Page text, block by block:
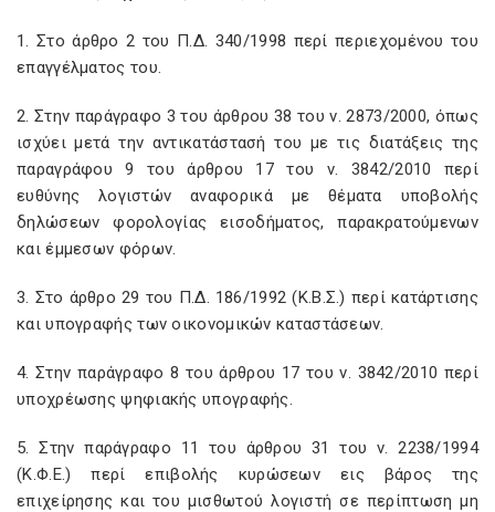
1. Στο άρθρο 2 του Π.Δ. 340/1998 περί περιεχομένου του
επαγγέλματος του.
2. Στην παράγραφο 3 του άρθρου 38 του ν. 2873/2000, όπως
ισχύει μετά την αντικατάστασή του με τις διατάξεις της
παραγράφου 9 του άρθρου 17 του ν. 3842/2010 περί
ευθύνης λογιστών αναφορικά με θέματα υποβολής
δηλώσεων φορολογίας εισοδήματος, παρακρατούμενων
και έμμεσων φόρων.
3. Στο άρθρο 29 του Π.Δ. 186/1992 (Κ.Β.Σ.) περί κατάρτισης
και υπογραφής των οικονομικών καταστάσεων.
4. Στην παράγραφο 8 του άρθρου 17 του ν. 3842/2010 περί
υποχρέωσης ψηφιακής υπογραφής.
5. Στην παράγραφο 11 του άρθρου 31 του ν. 2238/1994
(Κ.Φ.Ε.) περί επιβολής κυρώσεων εις βάρος της
επιχείρησης και του μισθωτού λογιστή σε περίπτωση μη